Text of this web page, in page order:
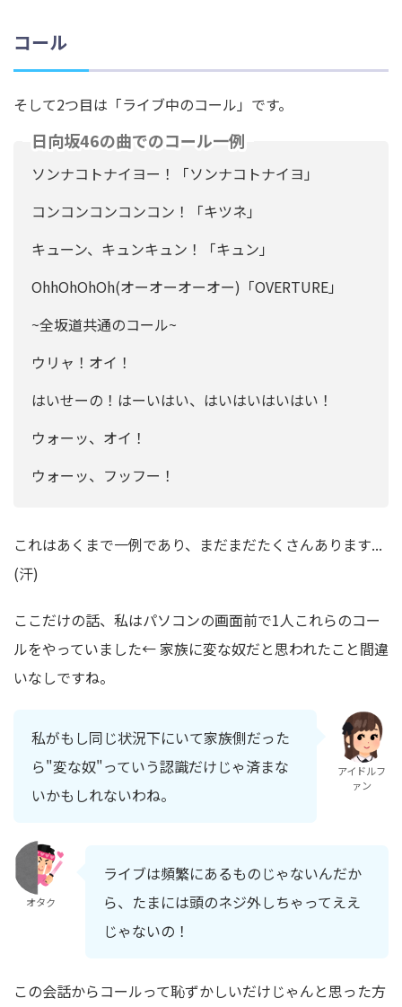
コール
そして2つ目は「ライブ中のコール」です。
日向坂46の曲でのコール一例
ソンナコトナイヨー！「ソンナコトナイヨ」
コンコンコンコンコン！「キツネ」
キューン、キュンキュン！「キュン」
OhhOhOhOh(オーオーオーオー)「OVERTURE」
~全坂道共通のコール~
ウリャ！オイ！
はいせーの！はーいはい、はいはいはいはい！
ウォーッ、オイ！
ウォーッ、フッフー！
これはあくまで一例であり、まだまだたくさんあります...
(汗)
ここだけの話、私はパソコンの画面前で1人これらのコー
ルをやっていました← 家族に変な奴だと思われたこと間違
いなしですね。
私がもし同じ状況下にいて家族側だった
ら"変な奴"っていう認識だけじゃ済まな
いかもしれないわね。
アイドルフ
ァン
オタク
ライブは頻繁にあるものじゃないんだか
ら、たまには頭のネジ外しちゃってええ
じゃないの！
この会話からコールって恥ずかしいだけじゃんと思った方